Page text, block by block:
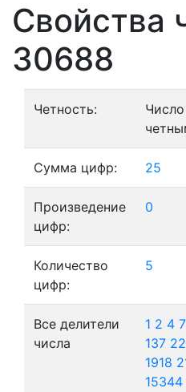
Свойства
30688
Четность:
Сумма цифр: 25
Произведение
цифр:
0
Количество
цифр:
5
Все делители
числа
1 2 4 7
137
1918
15344